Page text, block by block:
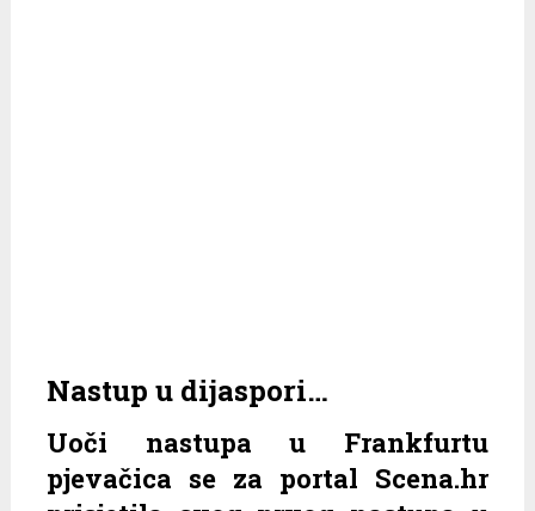
Nastup u dijaspori…
Uoči nastupa u Frankfurtu
pjevačica se za portal Scena.hr